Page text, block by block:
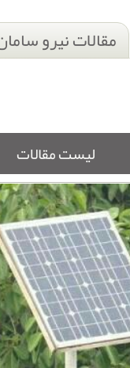
مقالات نیرو
لیست مقالات